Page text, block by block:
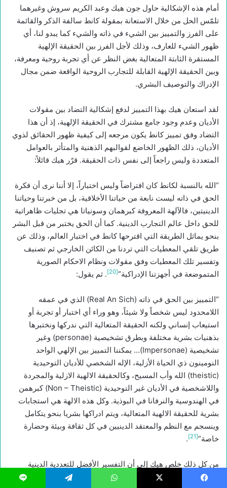
أمام هذه الإشكالية حاول جون هيك وعبد الكريم سروش وغيرهما
تلمّس الحل من خلال الاستعانة بمقولة كانط سالفة الذكر والقائمة
على الفرز والتمييز بين الشيء في ذاته والشيء كما يبدو لنا، أي
ظهور الشيء للعارف، وذلك لأجل الفرز بين الحقيقة الإلهية
المستقرة الثابتة المتعالية بغض النظر عن أي تجربة روحية ومعرفة،
وبين الحقيقة الإلهية القابلة للتجارب الروحية الواقعة ضمن مجال
الإدراك والتوصيف البشري.
لقد استعان هيك بهذا التمييز لدفع إشكالية التضاد بين مقولات
الأديان وعدم وجود جامع مشترك في الحقيقة الإلهية، إذ أن هذا
التضاد وفق تمييز كانط يكون مرجعه إلى كيفية ظهور الحقائق لذوي
الأديان، ذلك الظهور الخاضع لقوالبهم الذهنية والمتأثر بالعوامل
المتعددة وليس راجعاً إلى نفس ذات الحقيقة. قرّر هيك قائلاً:
“الله بالنسبة لكانط كان افتراضاً وليس اختباراً، إلا أننا نرى أن فكرة
الحق في ذاته ليست نابعة من حياتنا الأخلاقية، بل من خبرتنا وحياتنا
الدينيتين، فالآلهة المعروفة كبرهمان وسونياتا هي تجليات ظاهراتية
للحق داخل عالم التجارب الدينية. كما أن الحق يختبر من قبل البشر
بنحو يماثل الطريقة التي اقترحها كانط في اختبار العالم، وذلك عن
طريق تلقي المعطيات التي تردنا من الكائن الخارجي ثم تصنيف
وتفسير تلك المعطيات وفق مقولات ونظام الاحكام الصورية
المتموضعة في أجهزتنا الإدراكية”[20] . ثم يقول:
“التمييز بين الحق في ذاته (Real An Sich) الذي في عمقه
اللامحدود ليس شخصاً ولا شيئاً، وهو وراء أي اختبار أو تجربة أو
استيعاب إنساني ولكنه الحقيقة المتعالية التي ندركها ونختبرها
بذهنيات بشرية مختلفة وبطرق تشخيصية (personae) وغير
تشخيصية (Impersonae)… يمكننا التمييز بين الإلهي الواحد
النومينون ذي الحياة الأزلية، الإله الشخصي للأديان التوحيدية
(theistic) الله وأب المسيح، وكالحقيقة الالهية الازلية والمجردة
واللاشخصية في الأديان غير التوحيدية (Non – Theistic) كبرهمن
في الهندوسية والنرفانا في البوذية. وكل هذه الالهة هي استجابات
بشرية للحقيقة الالهية المتعالية، ويتم ادراكها بشريا بنحو يتكامل
وينسجم مع النظم والمعتقد الدينيين في كل ثقافة وبيئة وحضارة
خاصة”[21]
.
من كل ذلك خلص هيك إلى أن التفسير الأفضل للتعددية الدينية
الحاصلة في العالم هو القول: بأن جميع الأديان تتمحور حول حقيقة